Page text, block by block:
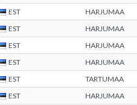
EST HARJUMAA
EST
HARJUMAA
EST HARJUMAA
EST HARJUMAA
EST TARTUMAA
EST HARJUMAA